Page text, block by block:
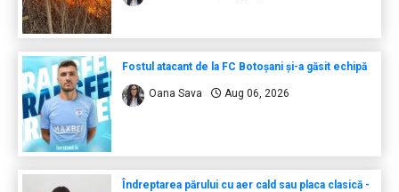
Fostul atacant de la FC Botoșani și-a găsit echipă
Oana Sava Aug 06, 2026
Îndreptarea părului cu aer cald sau placa clasică -